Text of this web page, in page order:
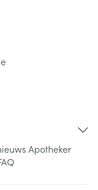
Apotheker